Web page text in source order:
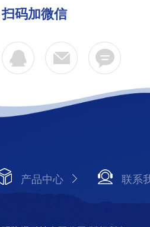
扫码加微信
产品中心 联系